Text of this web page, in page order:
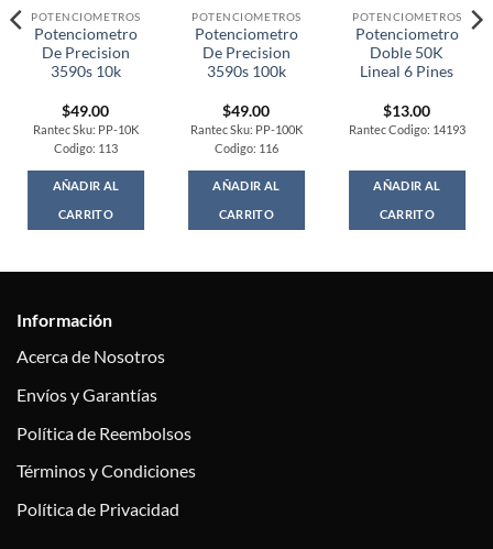
POTENCIOMETROS
Potenciometro
De Precision
3590s 10k
$49.00
Rantec Sku: PP-10K
Codigo: 113
AÑADIR AL
CARRITO
POTENCIOMETROS
Potenciometro
De Precision
3590s 100k
$49.00
Rantec Sku: PP-100K
Codigo: 116
AÑADIR AL
CARRITO
POTENCIOMETROS
Potenciometro
Doble 50K
Lineal 6 Pines
$13.00
Rantec Codigo: 14193
AÑADIR AL
CARRITO
Información
Acerca de Nosotros
Envíos y Garantías
Política de Reembolsos
Términos y Condiciones
Política de Privacidad